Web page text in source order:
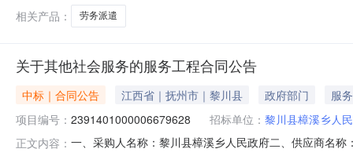
相关产品：
劳务派遣
关于其他社会服务的服务工程合同公告
中标｜合同公告 江西省｜抚州市｜黎川县 政府部门
服务
项目编号： 2391401000006679628 招标单位： 黎川县樟溪乡人
正文内容： 一、采购人名称：黎川县樟溪乡人民政府二、供应商名